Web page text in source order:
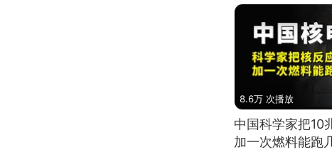
8.6万 次播放
中国科学家把10
加一次燃料能跑